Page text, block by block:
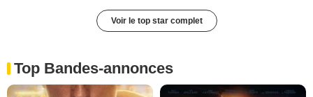
Voir le top star complet
Top Bandes-annonces